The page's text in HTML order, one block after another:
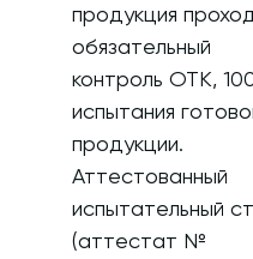
продукция
обязательный
контроль ОТК,
испытания
продукции.
Аттестованный
испытательный
(аттестат №